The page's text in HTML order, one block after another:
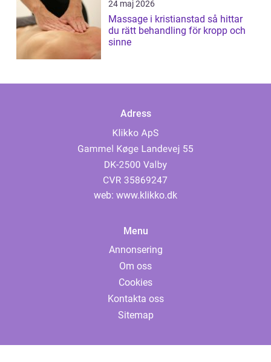
24 maj 2026
Massage i kristianstad så hittar
du rätt behandling för kropp och
sinne
Adress
web: www.klikko.dk
Menu
Annonsering
Om oss
Cookies
Kontakta oss
Sitemap